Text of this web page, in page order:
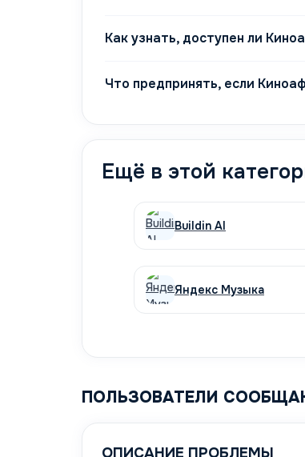
Как узнать, доступен ли
Что предпринять, если
Ещё в этой
Buildin AI
Яндекс Музыка
ПОЛЬЗОВАТЕЛИ
ОПИСАНИЕ ПРОБЛЕМЫ